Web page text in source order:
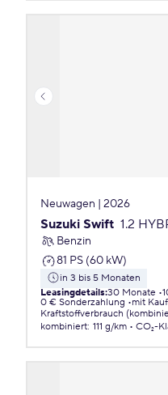
Neuwagen | 2026
Suzuki Swift 1.2
Benzin
81 PS (60 kW)
in 3 bis 5 Monaten
Leasingdetails:30 Monate
0 € Sonderzahlung
mit
Kraftstoffverbrauch
kombiniert: 111 g/km CO₂-